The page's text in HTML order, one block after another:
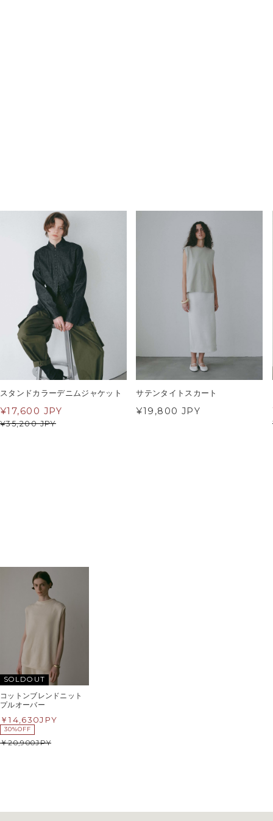
スタンドカラーデニムジャケット
¥35,200 JPY
¥17,600 JPY
サテンタイトスカート
¥19,800 JPY
SOLDOUT
コットンブレンドニット
プルオーバー
14,630JPY
30%OFF
20,900JPY